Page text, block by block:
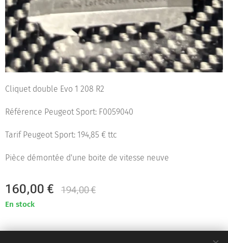
Cliquet double Evo 1 208 R2
Référence Peugeot Sport: F0059040
Tarif Peugeot Sport: 194,85 € ttc
Pièce démontée d'une boite de vitesse neuve
160,00 € 194,00€
En stock